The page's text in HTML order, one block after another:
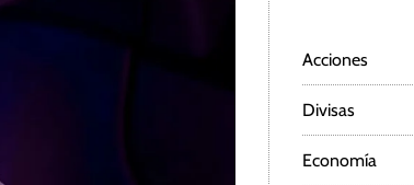
Acciones
Divisas
Economía